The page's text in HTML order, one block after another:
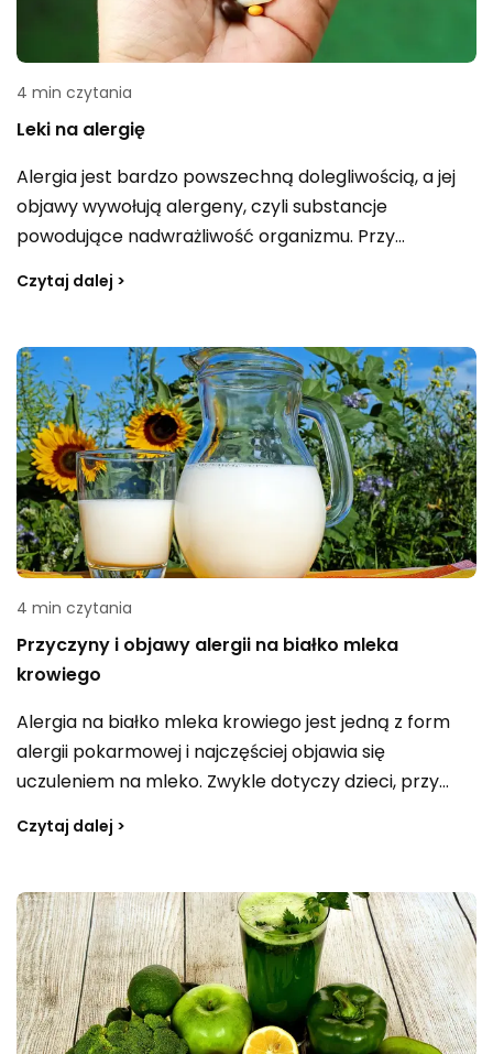
4 min czytania
Leki na alergię
Alergia jest bardzo powszechną dolegliwością, a jej
objawy wywołują alergeny, czyli substancje
powodujące nadwrażliwość organizmu. Przy
lekarzem, który dobierze odpowiednie leczenie i
kichanie czy łzawienie. Dostępne są także preparaty
bez recepty, jednak nie powinno się ich stosować
bez porady specjalisty. Niezależnie od rodzaju alergii
spotyka się różne formy leków — syropy, aerozole
oraz tabletki.
Czytaj dalej >
4 min czytania
Przyczyny i objawy alergii na białko mleka
krowiego
Alergia na białko mleka krowiego jest jedną z form
alergii pokarmowej i najczęściej objawia się
uczuleniem na mleko. Zwykle dotyczy dzieci, przy
U dorosłych alergia na białko występuje znacznie
Czytaj dalej >